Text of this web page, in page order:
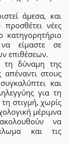
άμεσα, και
νέες
κατηγορητήριο
είμαστε σε
επιθέσεων.
τη δύναμη της
στους
και
για τη
στιγμή, χωρίς
μέριμνα
να
και τις